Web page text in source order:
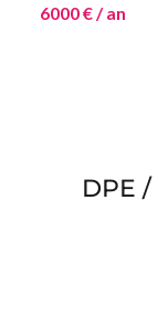
6000 € / an
DPE /